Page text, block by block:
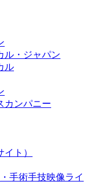
ル・ジャパン
ル
カンパニー
ト）
手術手技映像ライ